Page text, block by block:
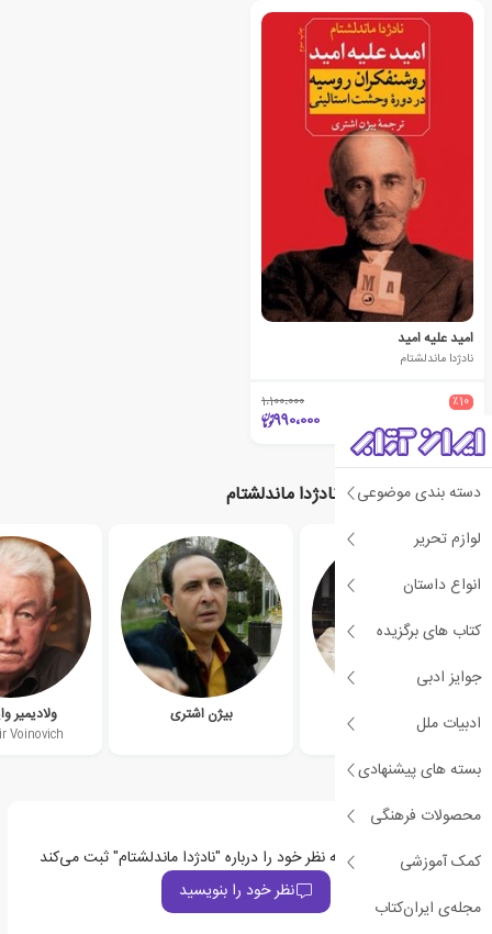
دسته بندی موضوعی
لوازم تحریر
انواع داستان
کتاب های برگزیده
جوایز ادبی
ادبیات ملل
بسته های پیشنهادی
محصولات فرهنگی
کمک آموزشی
مجله‌ی ایران‌کتاب
امید علیه امید
نادژدا ماندلشتام
٪10 1،100،000
990،000
نویسندگان مرتبط با نادژدا ماندلشتام
ادوارد راژینسکی
Edvard Radzinsky
بیژن اشتری ولادیمیر
Voinovich
اولین نفری باشید که نظر خود را درباره "نادژدا ماندلشتام" ثبت می‌کند
نظر خود را بنویسید